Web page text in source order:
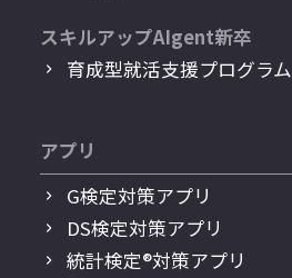
スキルアップAIgent新卒
育成型就活支援プログラム
アプリ
G検定対策アプリ
DS検定対策アプリ
統計検定®︎対策アプリ